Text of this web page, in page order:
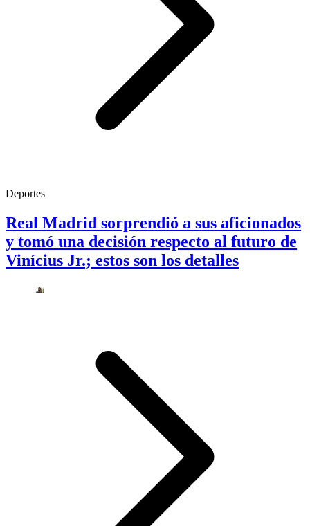
Deportes
Real Madrid sorprendió a sus aficionados
y tomó una decisión respecto al futuro de
Vinícius Jr.; estos son los detalles